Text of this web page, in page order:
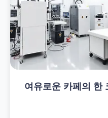
여유로운 카페의 한